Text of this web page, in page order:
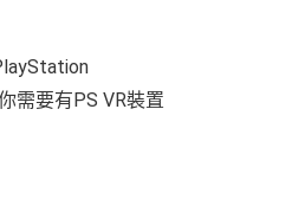
需要有PS VR裝置